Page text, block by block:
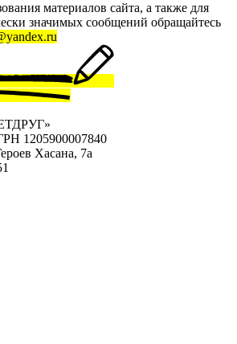
материалов сайта, а также для
значимых сообщений обращайтесь
1205900007840
Хасана, 7а